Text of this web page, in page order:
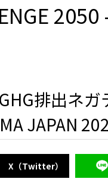
排出ネ
JAPAN
X（Twitter）